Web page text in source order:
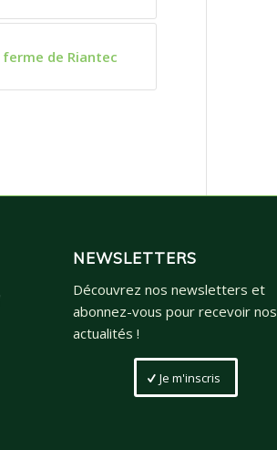
ferme de Riantec
NEWSLETTERS
Découvrez nos newsletters et
abonnez-vous pour recevoir nos
actualités !
Je m'inscris